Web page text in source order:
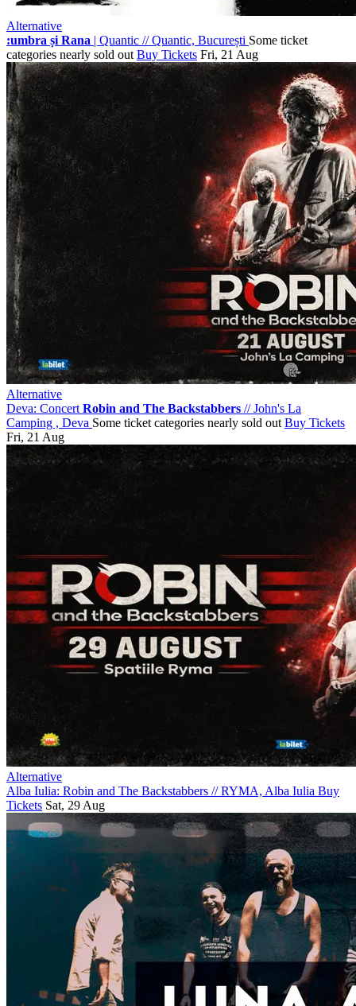
Alternative
:umbra și Rana | Quantic //Quantic, București Some ticket
categories nearly sold out Buy Tickets Fri, 21 Aug
Alternative
Deva: Concert Robin and The Backstabbers //John's La
Camping , Deva Some ticket categories nearly sold out Buy Tickets
Fri, 21 Aug
Alternative
Alba Iulia: Robin and The Backstabbers //RYMA, Alba Iulia Buy
Tickets Sat, 29 Aug